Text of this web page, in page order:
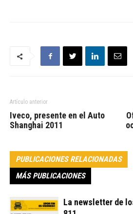
Artículo anterior
Iveco, presente en el Auto
Shanghai 2011
PUBLICACIONES RELACIONADAS
MÁS PUBLICACIONES
La newsletter de